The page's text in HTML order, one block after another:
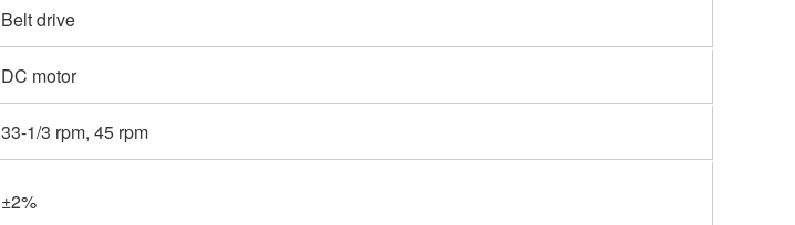
Belt drive
DC motor
33-1/3 rpm, 45 rpm
±2%